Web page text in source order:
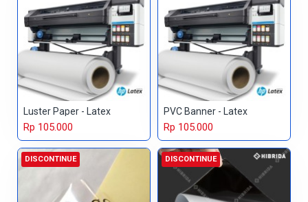
Luster Paper - Latex
Rp 105.000
PVC Banner - Latex
Rp 105.000
DISCONTINUE DISCONTINUE